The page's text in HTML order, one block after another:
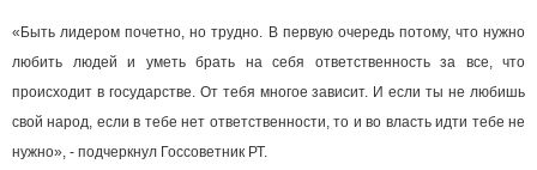
«Быть лидером почетно, но трудно. В первую очередь потому, что нужно
любить людей и уметь брать на себя ответственность за все, что
происходит в государстве. От тебя многое зависит. И если ты не любишь
свой народ, если в тебе нет ответственности, то и во власть идти тебе не
нужно», - подчеркнул Госсоветник РТ.